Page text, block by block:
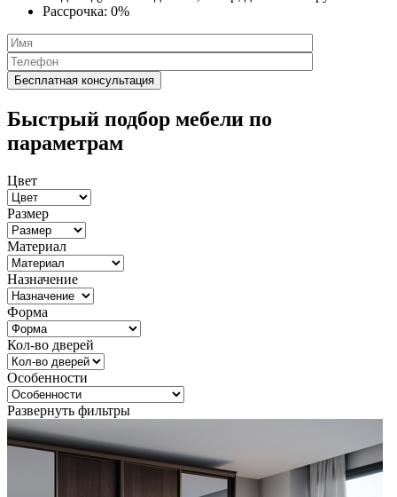
Рассрочка: 0%
Быстрый подбор мебели по
параметрам
Цвет
Размер
Материал
Назначение
Форма
Кол-во дверей
Особенности
Развернуть фильтры